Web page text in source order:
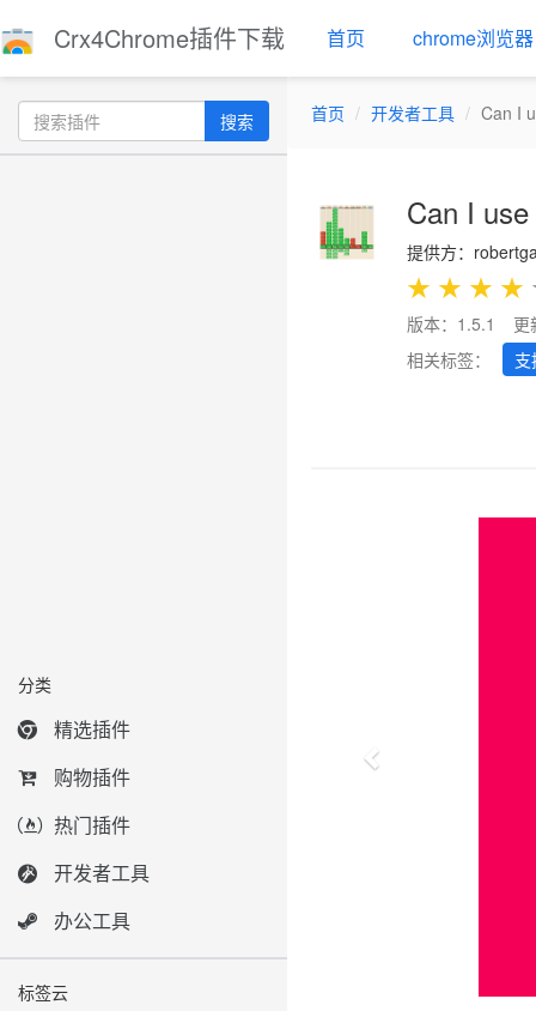
Crx4Chrome插件下载 首页 chrome浏览器
搜索
分类
精选插件
购物插件
热门插件
开发者工具
办公工具
标签云
首页 开发者工具 Can I
Can I
提供方：
★ ★ ★ ★
版本：1.5.1
更
相关标签：
支